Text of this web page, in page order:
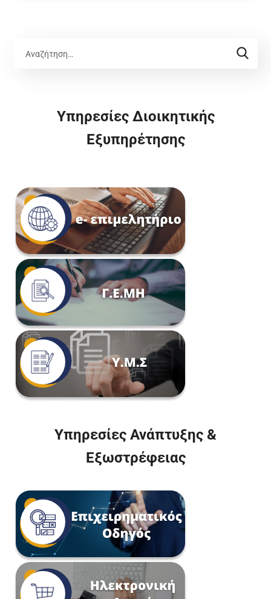
Υπηρεσίες Διοικητικής
Εξυπηρέτησης
Υπηρεσίες Ανάπτυξης &
Εξωστρέφειας